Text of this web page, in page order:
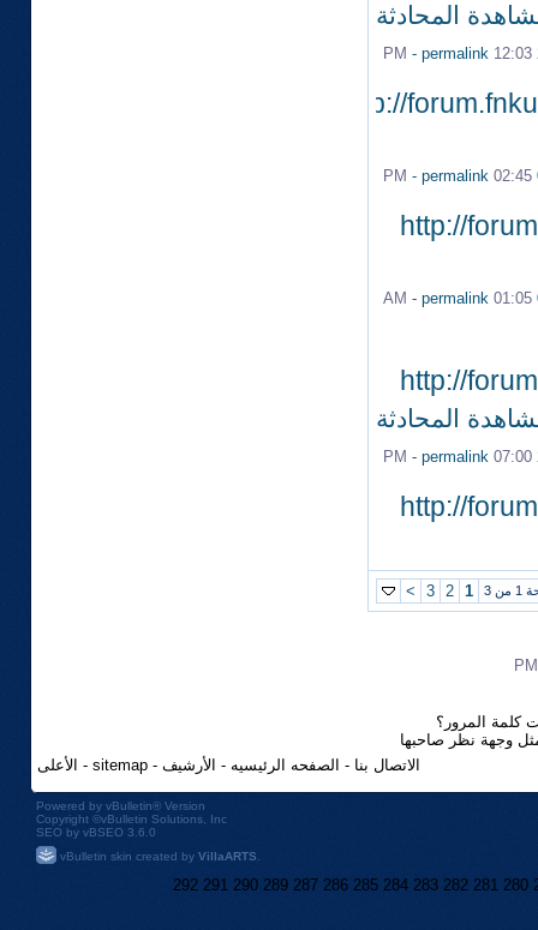
المحادثة
12:03 PM
- permalink
http://
02:45 PM
- permalink
http://
01:05 AM
- permalink
http://
المحادثة
07:00 PM
- permalink
http://
3
1
2
3
>
كلمة المرور؟
وجهة نظر صاحبها
الاتصال بنا - الصفحه الرئيسيه - الأرشيف -
sitemap
- الأعلى
Powered by vBulletin®Version
Copyright ©vBulletin Solutions, Inc
SEO by vBSEO 3.6.0
vBulletin skin created by VillaARTS
280
281
282
283
284
285
286
287
289
290
291
292